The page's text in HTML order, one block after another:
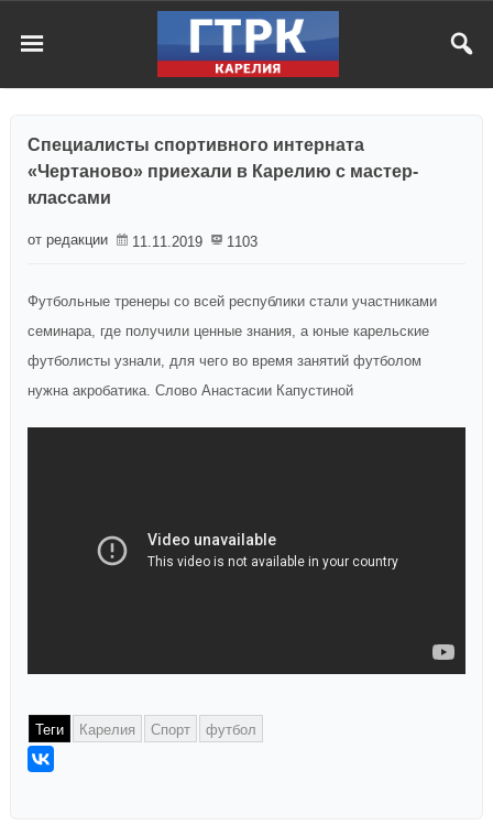
Специалисты спортивного интерната
«Чертаново» приехали в Карелию с мастер-
классами
от редакции 11.11.2019 1103
Футбольные тренеры со всей республики стали участниками
семинара, где получили ценные знания, а юные карельские
футболисты узнали, для чего во время занятий футболом
нужна акробатика. Слово Анастасии Капустиной
Теги Карелия Спорт футбол